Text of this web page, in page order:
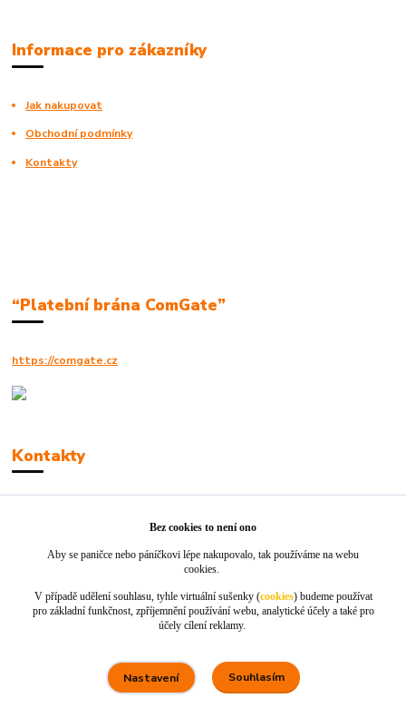
Informace pro zákazníky
Jak nakupovat
Obchodní podmínky
Kontakty
“Platební brána ComGate”
https://comgate.cz
Kontakty
info@jackie-shop.cz
Vytvořeno na Eshop-rychle.cz
Bez cookies to není ono
Aby se paničce nebo páníčkovi lépe nakupovalo, tak používáme na webu
cookies.
V případě udělení souhlasu, tyhle virtuální sušenky (cookies) budeme používat
pro základní funkčnost, zpříjemnění používání webu, analytické účely a také pro
účely cílení reklamy.
Nastavení Souhlasím